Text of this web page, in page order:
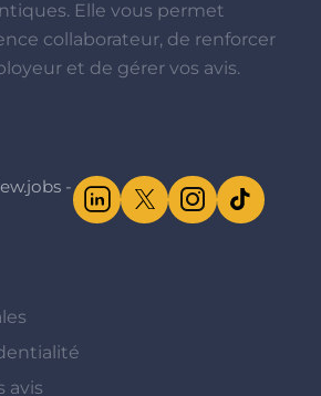
Elle vous permet
collaborateur, de renforcer
et de gérer vos avis.
-
avis